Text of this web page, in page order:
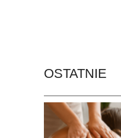
OSTATNIE